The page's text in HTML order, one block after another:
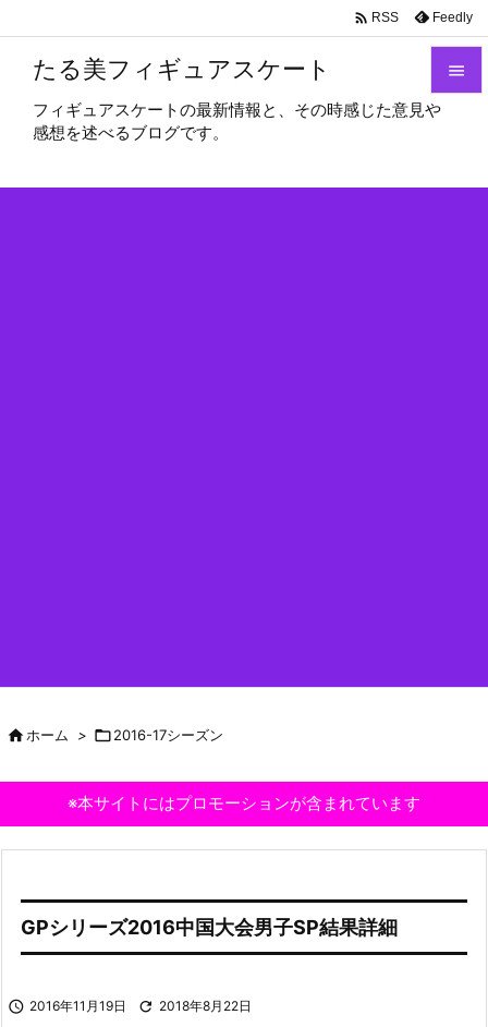
たる美フィギュアスケート
フィギュアスケートの最新情報と、その時感じた意見や
感想を述べるブログです。

 RSS Feedly
ホーム > 2016-17シーズン
※本サイトにはプロモーションが含まれています
GPシリーズ2016中国大会男子SP結果詳細
 2016年11月19日  2018年8月22日